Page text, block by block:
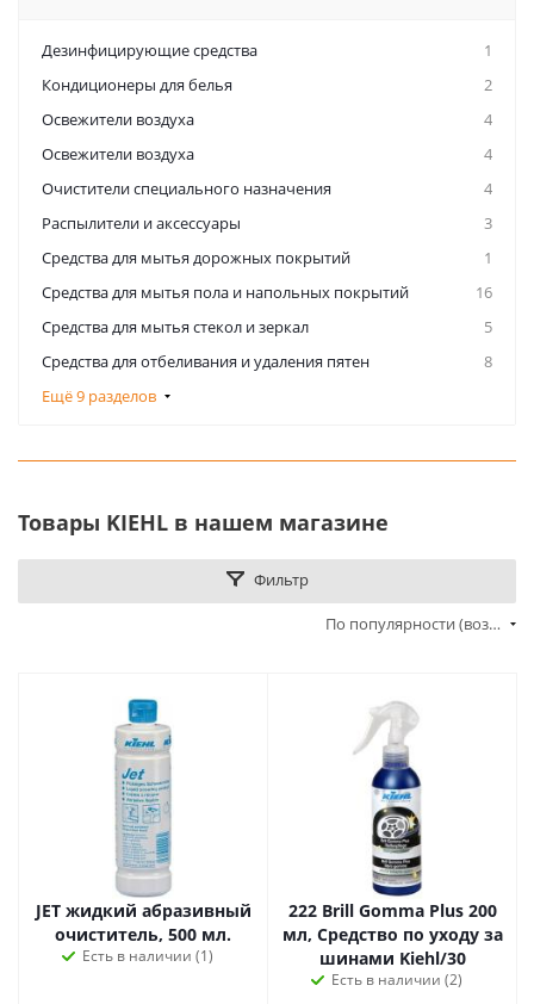
Дезинфицирующие средства
1
Кондиционеры для белья
2
Освежители воздуха
4
Освежители воздуха
4
Очистители специального назначения
4
Распылители и аксессуары
3
Средства для мытья дорожных покрытий
1
Средства для мытья пола и напольных покрытий
16
Средства для мытья стекол и зеркал
5
Средства для отбеливания и удаления пятен
8
Ещё 9 разделов
Товары KIEHL в нашем магазине
Фильтр
По популярности (возрастание)
JET жидкий абразивный
очиститель, 500 мл.
Есть в наличии (1)
222 Brill Gomma Plus 200
мл, Средство по уходу за
шинами Kiehl/30
Есть в наличии (2)